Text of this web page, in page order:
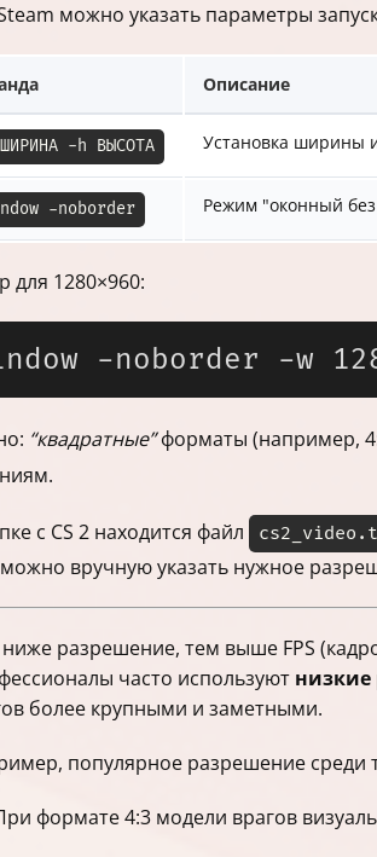
можно указать параметры
Описание
-h ВЫСОТА Установка ширины
-noborder Режим "оконный
для 1280×960:
“квадратные”форматы (например,
с CS 2 находится файл
вручную указать нужное
разрешение, тем выше FPS
часто используют низкие
более крупными и заметными.
популярное разрешение среди
формате 4:3 модели врагов